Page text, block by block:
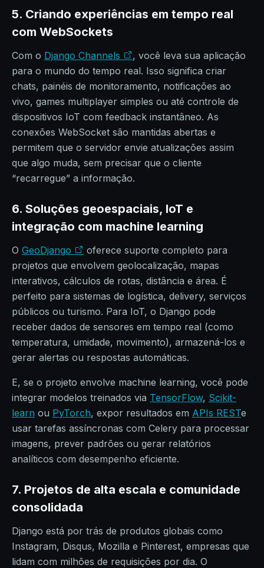
5. Criando experiências em tempo real
com WebSockets
Com o Django Channels
, você leva sua aplicação
para o mundo do tempo real. Isso significa criar
chats, painéis de monitoramento, notificações ao
vivo, games multiplayer simples ou até controle de
dispositivos IoT com feedback instantâneo. As
conexões WebSocket são mantidas abertas e
permitem que o servidor envie atualizações assim
que algo muda, sem precisar que o cliente
“recarregue” a informação.
6. Soluções geoespaciais, IoT e
integração com machine learning
O GeoDjango
oferece suporte completo para
projetos que envolvem geolocalização, mapas
interativos, cálculos de rotas, distância e área. É
perfeito para sistemas de logística, delivery, serviços
públicos ou turismo. Para IoT, o Django pode
receber dados de sensores em tempo real (como
temperatura, umidade, movimento), armazená-los e
gerar alertas ou respostas automáticas.
E, se o projeto envolve machine learning, você pode
integrar modelos treinados via TensorFlow, Scikit-
learn ou PyTorch, expor resultados em APIs RESTe
usar tarefas assíncronas com Celery para processar
imagens, prever padrões ou gerar relatórios
analíticos com desempenho eficiente.
7. Projetos de alta escala e comunidade
consolidada
Django está por trás de produtos globais como
Instagram, Disqus, Mozilla e Pinterest, empresas que
lidam com milhões de requisições por dia. O